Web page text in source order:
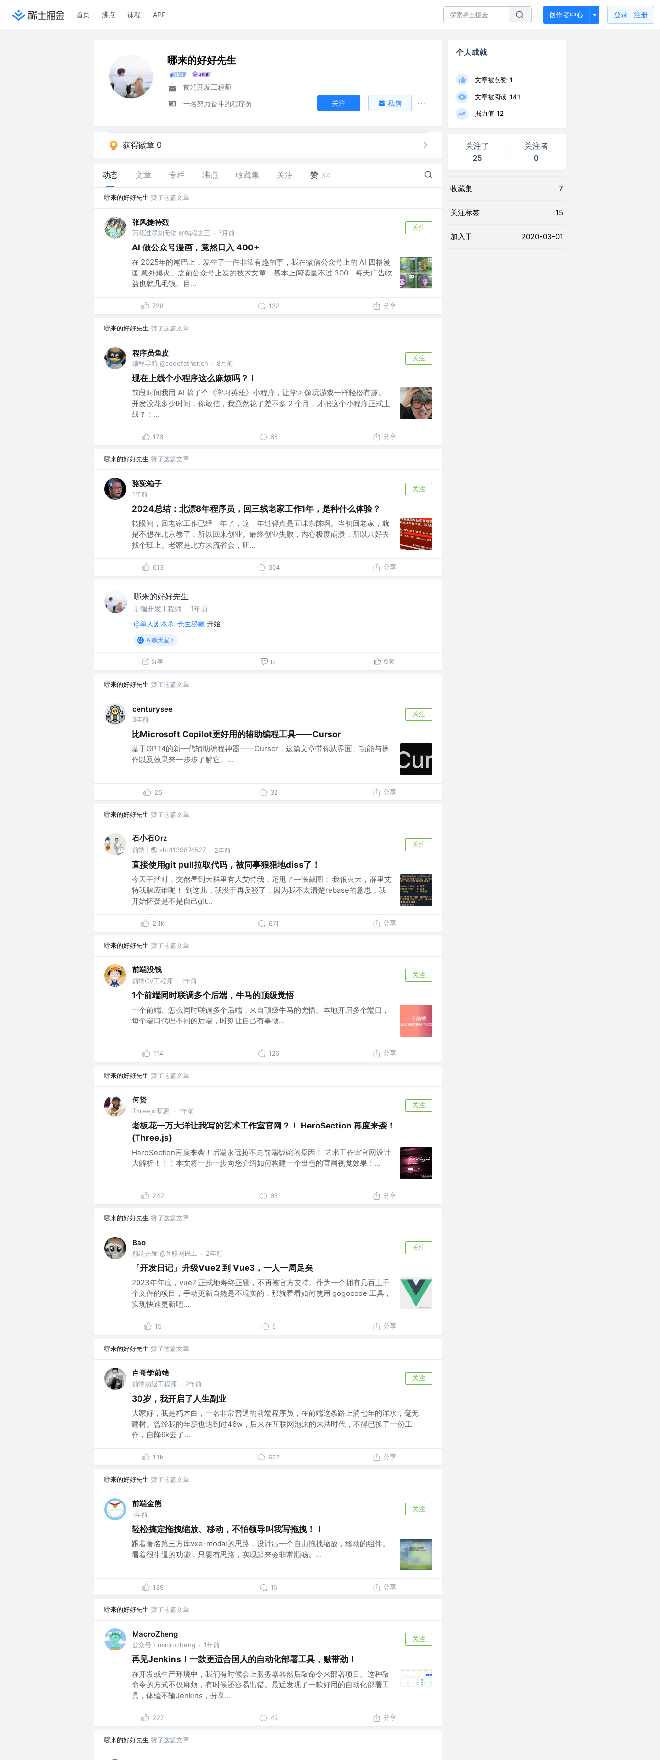
首页 沸点 课程 APP 创作者中心 登录 注册
哪来的好好先生
前端开发工程师
一名努力奋斗的程序员
关注 私信
获得徽章 0
动态 文章 专栏 沸点 收藏集 关注 赞 34
哪来的好好先生 赞了这篇文章
张风捷特烈
万花过尽知无物 @编程之王 · 7月前
关注
AI 做公众号漫画，竟然日入 400+
在 2025年的尾巴上，发生了一件非常有趣的事，我在微信公众号上的 AI 四格漫
画 意外爆火。之前公众号上发的技术文章，基本上阅读量不过 300，每天广告收
益也就几毛钱。目...
728 132 分享
哪来的好好先生 赞了这篇文章
程序员鱼皮
编程导航 @codefather.cn · 8月前
关注
现在上线个小程序这么麻烦吗？！
前段时间我用 AI 搞了个《学习英雄》小程序，让学习像玩游戏一样轻松有趣。
开发没花多少时间，你敢信，我竟然花了差不多 2 个月，才把这个小程序正式上
线？！...
176 65 分享
哪来的好好先生 赞了这篇文章
骆驼箱子
1年前
关注
2024总结：北漂8年程序员，回三线老家工作1年，是种什么体验？
转眼间，回老家工作已经一年了，这一年过得真是五味杂陈啊。当初回老家，就
是不想在北京卷了，所以回来创业。最终创业失败，内心极度崩溃，所以只好去
找个班上。老家是北方末流省会，研...
613 304 分享
哪来的好好先生
前端开发工程师 · 1年前
@单人剧本杀-长生秘藏 开始
AI聊天室
分享 17 点赞
哪来的好好先生 赞了这篇文章
centurysee
3年前
关注
比Microsoft Copilot更好用的辅助编程工具——Cursor
基于GPT4的新一代辅助编程神器——Cursor，这篇文章带你从界面、功能与操
作以及效果来一步步了解它。...
25 32 分享
哪来的好好先生 赞了这篇文章
石小石Orz
前端 | 🌏 shc1139874527 · 2年前
关注
直接使用git pull拉取代码，被同事狠狠地diss了！
今天干活时，突然看到大群里有人艾特我，还甩了一张截图： 我很火大，群里艾
特我膈应谁呢！ 到这儿，我没干再反驳了，因为我不太清楚rebase的意思，我
开始怀疑是不是自己git...
2.1k 671 分享
哪来的好好先生 赞了这篇文章
前端没钱
前端CV工程师 · 1年前
关注
1个前端同时联调多个后端，牛马的顶级觉悟
一个前端、怎么同时联调多个后端，来自顶级牛马的觉悟。本地开启多个端口，
每个端口代理不同的后端，时刻让自己有事做...
114 126 分享
哪来的好好先生 赞了这篇文章
何贤
Threejs 玩家 · 1年前
关注
老板花一万大洋让我写的艺术工作室官网？！ HeroSection 再度来袭！
(Three.js)
HeroSection再度来袭！后端永远抢不走前端饭碗的原因！ 艺术工作室官网设计
大解析！！！本文将一步一步向您介绍如何构建一个出色的官网视觉效果！...
242 65 分享
哪来的好好先生 赞了这篇文章
Bao
前端开发 @互联网民工 · 2年前
关注
「开发日记」升级Vue2 到 Vue3，一人一周足矣
2023年年底，vue2 正式地寿终正寝，不再被官方支持。作为一个拥有几百上千
个文件的项目，手动更新自然是不现实的，那就看看如何使用 gogocode 工具，
实现快速更新吧...
15 6 分享
哪来的好好先生 赞了这篇文章
白哥学前端
前端劝退工程师 · 2年前
关注
30岁，我开启了人生副业
大家好，我是朽木白，一名非常普通的前端程序员，在前端这条路上淌七年的浑水，毫无
建树。曾经我的年薪也达到过46w，后来在互联网泡沫的末法时代，不得已换了一份工
作，自降6k去了...
1.1k 637 分享
哪来的好好先生 赞了这篇文章
前端金熊
1年前
关注
轻松搞定拖拽缩放、移动，不怕领导叫我写拖拽！！
跟着著名第三方库vxe-modal的思路，设计出一个自由拖拽缩放，移动的组件。
看着很牛逼的功能，只要有思路，实现起来会非常顺畅。...
139 15 分享
哪来的好好先生 赞了这篇文章
MacroZheng
公众号：macrozheng · 1年前
关注
再见Jenkins！一款更适合国人的自动化部署工具，贼带劲！
在开发或生产环境中，我们有时候会上服务器器然后敲命令来部署项目。这种敲
命令的方式不仅麻烦，有时候还容易出错。最近发现了一款好用的自动化部署工
具，体验不输Jenkins，分享...
227 49 分享
哪来的好好先生 赞了这篇文章
个人成就
文章被点赞 1
文章被阅读 141
掘力值 12
关注了
25
关注者
0
收藏集 7
关注标签 15
加入于 2020-03-01